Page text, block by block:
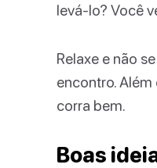
levá-lo? Você
Relaxe e não
encontro.
corra bem.
Boas